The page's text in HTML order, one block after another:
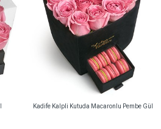
Kadife Kalpli Kutuda Macaronlu Pembe Gül